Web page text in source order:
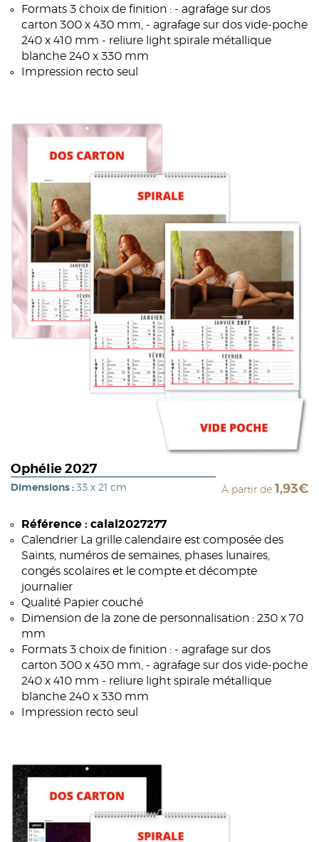
Formats 3 choix de finition : - agrafage sur dos
carton 300 x 430 mm, - agrafage sur dos vide-poche
240 x 410 mm - reliure light spirale métallique
blanche 240 x 330 mm
Impression recto seul
Ophélie 2027
Dimensions : 33 x 21 cm À partir de 1,93€
Référence : calal2027277
Calendrier La grille calendaire est composée des
Saints, numéros de semaines, phases lunaires,
congés scolaires et le compte et décompte
journalier
Qualité Papier couché
Dimension de la zone de personnalisation : 230 x 70
mm
Formats 3 choix de finition : - agrafage sur dos
carton 300 x 430 mm, - agrafage sur dos vide-poche
240 x 410 mm - reliure light spirale métallique
blanche 240 x 330 mm
Impression recto seul